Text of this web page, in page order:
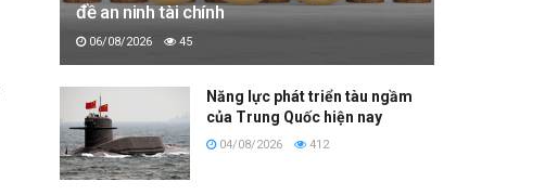
đề an ninh tài chính
06/08/2026 45
Năng lực phát triển tàu ngầm
của Trung Quốc hiện nay
04/08/2026 412